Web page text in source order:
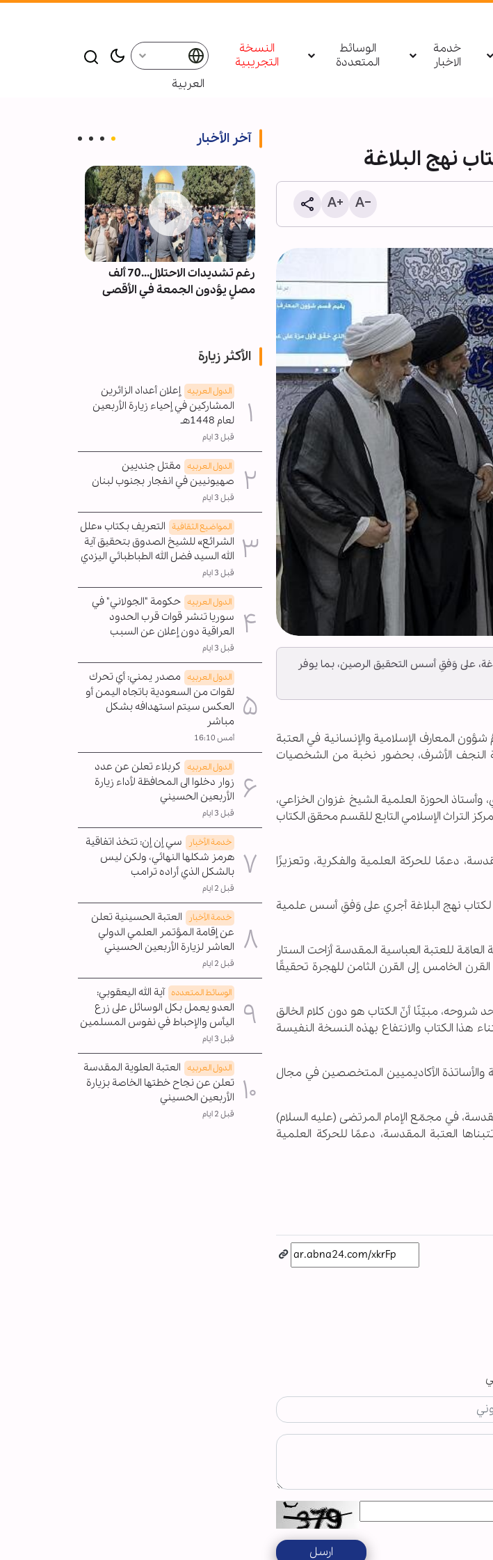
خدمة
الاخبار
الوسائط
المتعددة
النسخة
التجريبية
العربية
نهج البلاغة
على وَفقِ أسس التحقيق الرصين، بما يوفر
المعارف الإسلامية والإنسانية في العتبة
النجف الأشرف، بحضور نخبة من الشخصيات
الحوزة العلمية الشيخ غزوان الخزاعي،
التراث الإسلامي التابع للقسم محقق الكتاب
دعمًا للحركة العلمية والفكرية، وتعزيزًا
لكتاب نهج البلاغة أجري على وَفقِ أسس علمية
العامّة للعتبة العباسية المقدسة أزاحت الستار
الخامس إلى القرن الثامن للهجرة تحقيقًا
شروحه، مبيّنًا أنّ الكتاب هو دون كلام الخالق
هذا الكتاب والانتفاع بهذه النسخة النفيسة
والأساتذة الأكاديميين المتخصصين في مجال
في مجمّع الإمام المرتضى (عليه السلام)
العتبة المقدسة، دعمًا للحركة العلمية
ارسل
آخر الأخبار
مصدر يمني: أي تحرك لقوات من
السعودية باتجاه اليمن أو العكس
سيتم استهدافه بشكل مباشر
رغم تشديدات الاحتلال...70 ألف
مصلٍ يؤدون الجمعة في الأقصى
الأكثر زيارة
الدول العربیه إعلان أعداد الزائرين
المشاركين في إحياء زيارة الأربعين
لعام 1448هـ
قبل 3 ايام
الدول العربیه مقتل جنديين
صهيونيين في انفجار بجنوب لبنان
قبل 3 ايام
المواضیع الثقافية التعريف بكتاب «علل
الشرائع» للشيخ الصدوق بتحقيق آية
الله السيد فضل الله الطباطبائي اليزدي
قبل 3 ايام
الدول العربیه حكومة "الجولاني" في
سوريا تنشر قوات قرب الحدود
العراقية دون إعلان عن السبب
قبل 3 ايام
الدول العربیه مصدر يمني: أي تحرك
لقوات من السعودية باتجاه اليمن أو
العكس سيتم استهدافه بشكل
مباشر
أمس 16:10
الدول العربیه كربلاء تعلن عن عدد
زوار دخلوا الى المحافظة لأداء زيارة
الأربعين الحسيني
قبل 3 ايام
خدمة الأخبار
سي إن إن: تتخذ اتفاقية
هرمز شكلها النهائي، ولكن ليس
بالشكل الذي أراده ترامب
قبل 2 ايام
خدمة الأخبار
العتبة الحسينية تعلن
عن إقامة المؤتمر العلمي الدولي
العاشر لزيارة الأربعين الحسيني
قبل 2 ايام
الوسائط المتعدده آية الله اليعقوبي:
العدو يعمل بكل الوسائل على زرع
اليأس والإحباط في نفوس المسلمين
قبل 3 ايام
الدول العربیه العتبة العلوية المقدسة
تعلن عن نجاح خطتها الخاصة بزيارة
الأربعين الحسيني
قبل 2 ايام